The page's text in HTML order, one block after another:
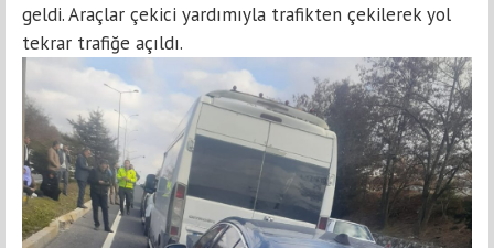
geldi. Araçlar çekici yardımıyla trafikten çekilerek yol
tekrar trafiğe açıldı.